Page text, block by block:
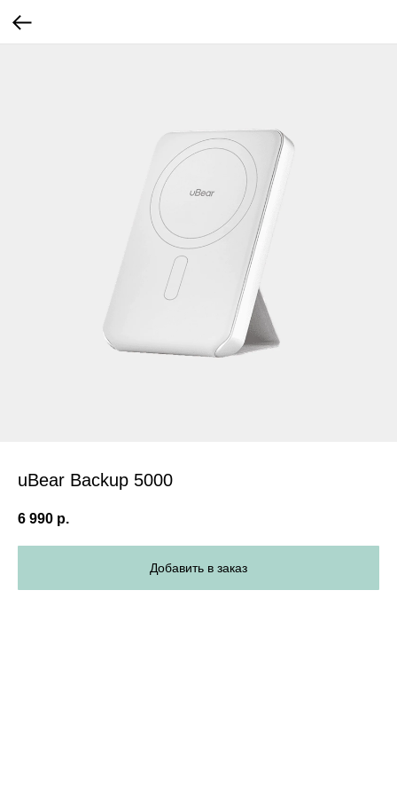
uBear Backup 5000
6 990 р.
Добавить в заказ